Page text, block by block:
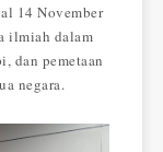
14 November
ilmiah dalam
dan pemetaan
negara.